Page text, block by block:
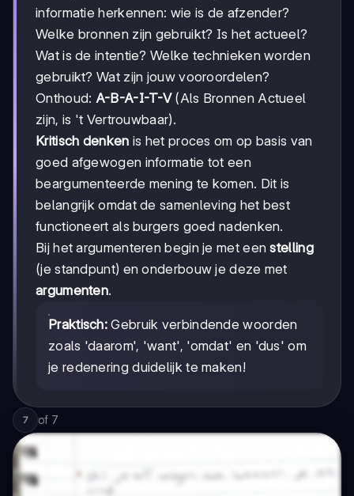
informatie herkennen: wie is de afzender?
Welke bronnen zijn gebruikt? Is het actueel?
Wat is de intentie? Welke technieken worden
gebruikt? Wat zijn jouw vooroordelen?
Onthoud: A-B-A-I-T-V(Als Bronnen Actueel
zijn, is 't Vertrouwbaar).
Kritisch denken is het proces om op basis van
goed afgewogen informatie tot een
beargumenteerde mening te komen. Dit is
belangrijk omdat de samenleving het best
functioneert als burgers goed nadenken.
Bij het argumenteren begin je met eenstelling
(je standpunt) en onderbouw je deze met
argumenten.
Praktisch: Gebruik verbindende woorden
zoals 'daarom', 'want', 'omdat' en 'dus' om
je redenering duidelijk te maken!
7 of 7